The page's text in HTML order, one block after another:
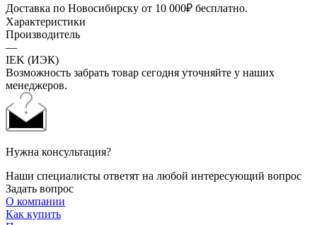
Доставка по Новосибирску от 10 000₽ бесплатно.
Характеристики
Производитель
—
IEK (ИЭК)
Возможность забрать товар сегодня уточняйте у наших
менеджеров.
Нужна консультация?
Наши специалисты ответят на любой интересующий вопрос
Задать вопрос
О компании
Как купить